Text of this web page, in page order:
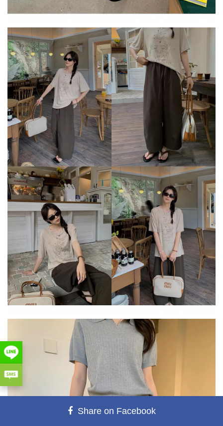
Share on Facebook